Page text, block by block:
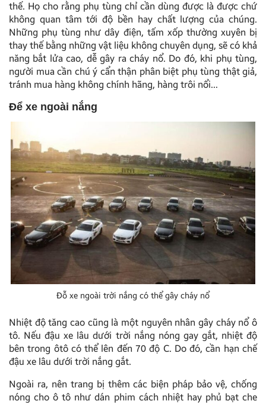
thế. Họ cho rằng phụ tùng chỉ cần dùng được là được chứ
không quan tâm tới độ bền hay chất lượng của chúng.
Những phụ tùng như dây điện, tấm xốp thường xuyên bị
thay thế bằng những vật liệu không chuyên dụng, sẽ có khả
năng bắt lửa cao, dễ gây ra cháy nổ. Do đó, khi phụ tùng,
người mua cần chú ý cẩn thận phân biệt phụ tùng thật giả,
tránh mua hàng không chính hãng, hàng trôi nổi…
Để xe ngoài nắng
Đỗ xe ngoài trời nắng có thể gây cháy nổ
Nhiệt độ tăng cao cũng là một nguyên nhân gây cháy nổ ô
tô. Nếu đậu xe lâu dưới trời nắng nóng gay gắt, nhiệt độ
bên trong ôtô có thể lên đến 70 độ C. Do đó, cần hạn chế
đậu xe lâu dưới trời nắng gắt.
Ngoài ra, nên trang bị thêm các biện pháp bảo vệ, chống
nóng cho ô tô như dán phim cách nhiệt hay phủ bạt che